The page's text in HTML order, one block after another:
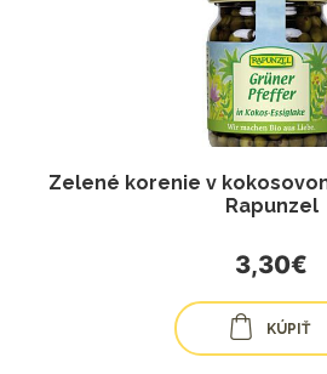
Zelené korenie v
Rapunzel
3,30€
KÚPIŤ